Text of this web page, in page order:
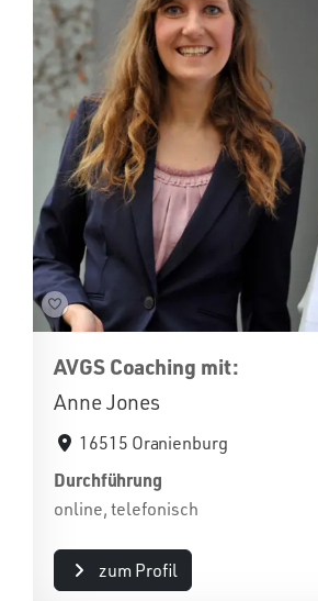
AVGS Coaching mit:
Anne Jones
16515 Oranienburg
Durchführung
online, telefonisch
zum Profil